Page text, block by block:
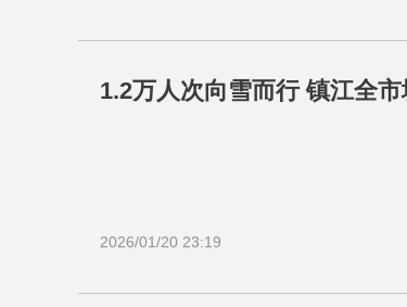
1.2万人次向雪而行 镇江全
2026/01/20 23:19